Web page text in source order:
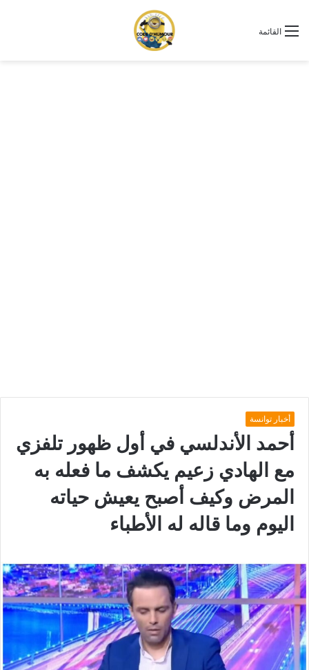
القائمة
أخبار توانسة
أحمد الأندلسي في أول ظهور تلفزي
مع الهادي زعيم يكشف ما فعله به
المرض وكيف أصبح يعيش حياته
اليوم وما قاله له الأطباء